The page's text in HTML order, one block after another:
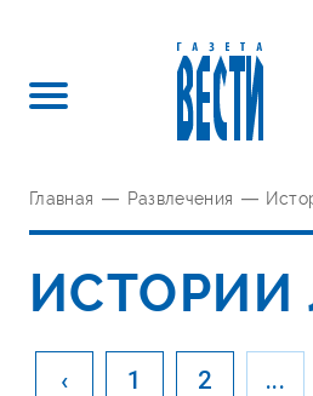
Главная — Развлечения —
‹ 1 2 ...